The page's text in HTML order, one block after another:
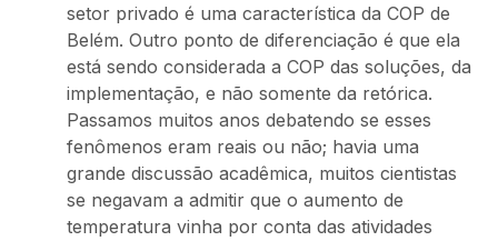
setor privado é uma característica da COP de
Belém. Outro ponto de diferenciação é que ela
está sendo considerada a COP das soluções, da
implementação, e não somente da retórica.
Passamos muitos anos debatendo se esses
fenômenos eram reais ou não; havia uma
grande discussão acadêmica, muitos cientistas
se negavam a admitir que o aumento de
temperatura vinha por conta das atividades